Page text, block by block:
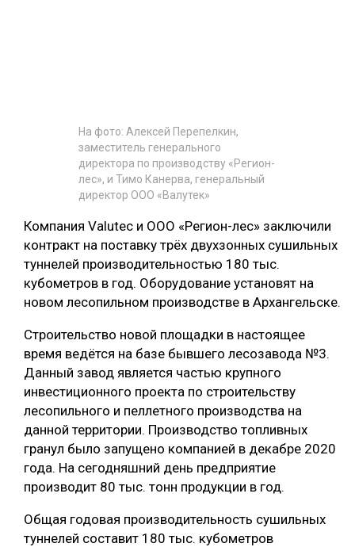
На фото: Алексей Перепелкин,
заместитель генерального
директора по производству «Регион-
лес», и Тимо Канерва, генеральный
директор ООО «Валутек»
Компания Valutec и ООО «Регион-лес» заключили
контракт на поставку трёх двухзонных сушильных
туннелей производительностью 180 тыс.
кубометров в год. Оборудование установят на
новом лесопильном производстве в Архангельске.
Строительство новой площадки в настоящее
время ведётся на базе бывшего лесозавода №3.
Данный завод является частью крупного
инвестиционного проекта по строительству
лесопильного и пеллетного производства на
данной территории. Производство топливных
гранул было запущено компанией в декабре 2020
года. На сегодняшний день предприятие
производит 80 тыс. тонн продукции в год.
Общая годовая производительность сушильных
туннелей составит 180 тыс. кубометров